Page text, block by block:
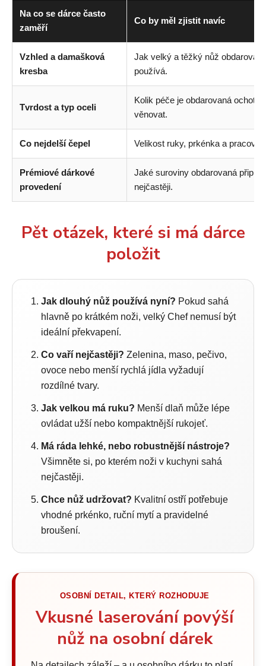
Na co se dárce často
zaměří
Co by měl zjistit navíc
Vzhled a damašková
kresba
Jak velký a těžký nůž
používá.
Tvrdost a typ oceli
Kolik péče je obdarovaná
věnovat.
Co nejdelší čepel Velikost ruky, prkénka a pracovní
Prémiové dárkové
provedení
Jaké suroviny obdarovaná
nejčastěji.
Pět otázek, které si má dárce
položit
Jak dlouhý nůž používá nyní? Pokud sahá
hlavně po krátkém noži, velký Chef nemusí být
ideální překvapení.
Co vaří nejčastěji? Zelenina, maso, pečivo,
ovoce nebo menší rychlá jídla vyžadují
rozdílné tvary.
Jak velkou má ruku? Menší dlaň může lépe
ovládat užší nebo kompaktnější rukojeť.
Má ráda lehké, nebo robustnější nástroje?
Všimněte si, po kterém noži v kuchyni sahá
nejčastěji.
Chce nůž udržovat? Kvalitní ostří potřebuje
vhodné prkénko, ruční mytí a pravidelné
broušení.
OSOBNÍ DETAIL, KTERÝ ROZHODUJE
Vkusné laserování povýší
nůž na osobní dárek